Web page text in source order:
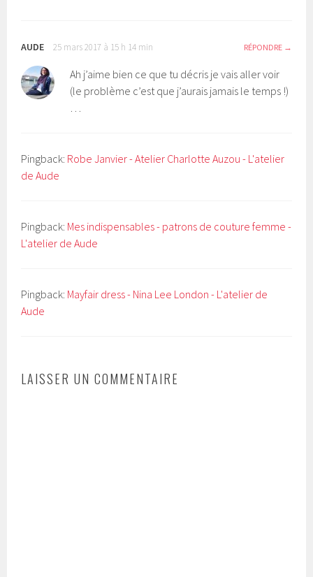
AUDE 25 mars 2017 à 15 h 14 min RÉPONDRE
Ah j’aime bien ce que tu décris je vais aller voir
(le problème c’est que j’aurais jamais le temps !)
…
Pingback: Robe Janvier - Atelier Charlotte Auzou - L'atelier
de Aude
Pingback: Mes indispensables - patrons de couture femme -
L'atelier de Aude
Pingback: Mayfair dress - Nina Lee London - L'atelier de
Aude
LAISSER UN COMMENTAIRE